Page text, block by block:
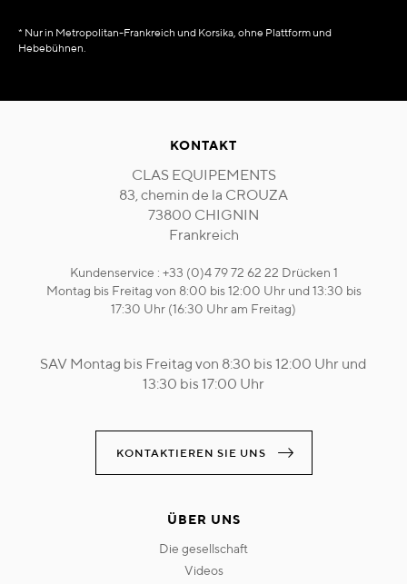
* Nur in Metropolitan-Frankreich und Korsika, ohne Plattform und
Hebebühnen.
KONTAKT
CLAS EQUIPEMENTS
83, chemin de la CROUZA
73800 CHIGNIN
Frankreich
Kundenservice : +33 (0)4 79 72 62 22 Drücken 1
Montag bis Freitag von 8:00 bis 12:00 Uhr und 13:30 bis
17:30 Uhr (16:30 Uhr am Freitag)
SAV Montag bis Freitag von 8:30 bis 12:00 Uhr und
13:30 bis 17:00 Uhr
KONTAKTIEREN SIE UNS
ÜBER UNS
die gesellschaft
videos